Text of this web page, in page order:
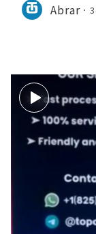
Abrar